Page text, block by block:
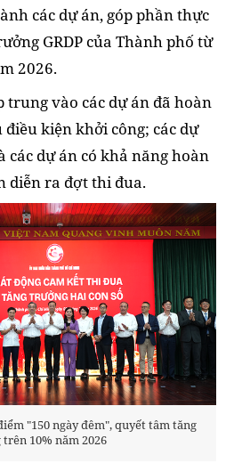
các dự án, góp phần thực
GRDP của Thành phố từ
2026.
trung vào các dự án đã hoàn
kiện khởi công; các dự
dự án có khả năng hoàn
diễn ra đợt thi đua.
"150 ngày đêm", quyết tâm tăng
10% năm 2026